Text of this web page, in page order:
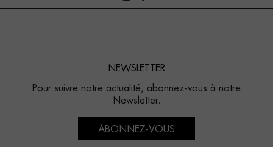
NEWSLETTER
Pour suivre notre actualité, abonnez-vous à notre
Newsletter.
ABONNEZ-VOUS